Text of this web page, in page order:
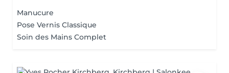
Manucure
Pose Vernis Classique
Soin des Mains Complet